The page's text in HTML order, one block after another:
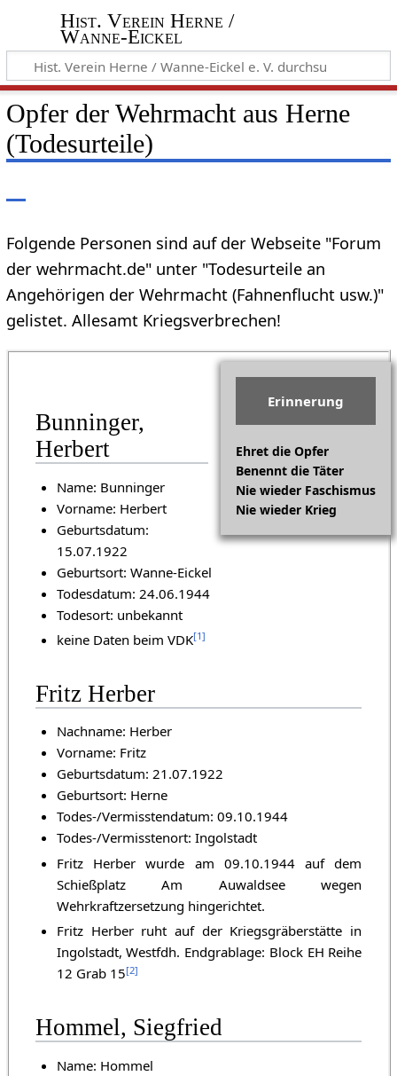
Hist. Verein Herne /
Wanne-Eickel
Opfer der Wehrmacht aus Herne
(Todesurteile)
Folgende Personen sind auf der Webseite "Forum
der wehrmacht.de" unter "Todesurteile an
Angehörigen der Wehrmacht (Fahnenflucht usw.)"
gelistet. Allesamt Kriegsverbrechen!
Erinnerung
Ehret die Opfer
Benennt die Täter
Nie wieder Faschismus
Nie wieder Krieg
Bunninger,
Herbert
Name: Bunninger
Vorname: Herbert
Geburtsdatum:
15.07.1922
Geburtsort: Wanne-Eickel
Todesdatum: 24.06.1944
Todesort: unbekannt
keine Daten beim VDK[1]
Fritz Herber
Nachname: Herber
Vorname: Fritz
Geburtsdatum: 21.07.1922
Geburtsort: Herne
Todes-/Vermisstendatum: 09.10.1944
Todes-/Vermisstenort: Ingolstadt
Fritz Herber wurde am 09.10.1944 auf dem
Schießplatz Am Auwaldsee wegen
Wehrkraftzersetzung hingerichtet.
Fritz Herber ruht auf der Kriegsgräberstätte in
Ingolstadt, Westfdh. Endgrablage: Block EH Reihe
12 Grab 15[2]
Hommel, Siegfried
Name: Hommel